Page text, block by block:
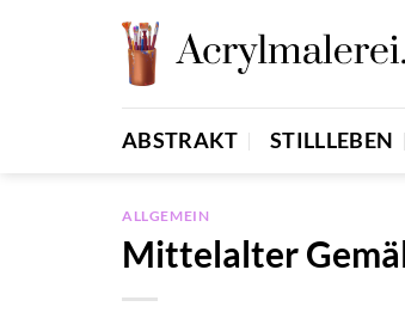
ABSTRAKT STILLLEBEN
ALLGEMEIN
Mittelalter